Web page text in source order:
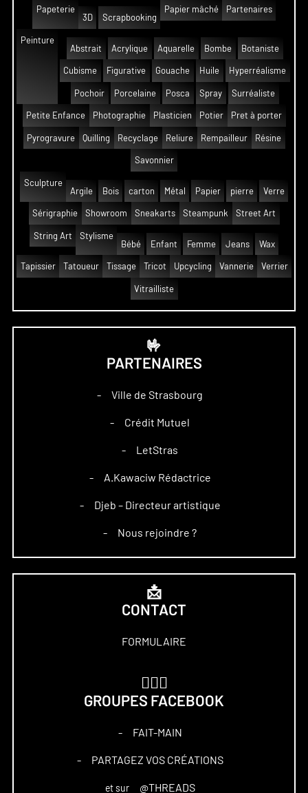
Papeterie
3D
Scrapbooking
Papier mâché Partenaires
Peinture
Abstrait
Acrylique Aquarelle Bombe Botaniste
Cubisme Figurative Gouache Huile Hyperréalisme
Pochoir Porcelaine Posca Spray Surréaliste
Petite Enfance Photographie Plasticien Potier Pret à porter
Pyrogravure Quilling Recyclage Reliure Rempailleur Résine
Savonnier
Sculpture
Argile
Bois carton Métal Papier pierre Verre
Sérigraphie Showroom Sneakarts Steampunk Street Art
String Art
Stylisme
Bébé
Enfant Femme Jeans Wax
Tapissier Tatoueur Tissage Tricot Upcycling Vannerie Verrier
Vitrailliste
🤟
PARTENAIRES
– Ville de Strasbourg
– Crédit Mutuel
– LetStras
– A.Kawaciw Rédactrice
– Djeb – Directeur artistique
– Nous rejoindre ?
📩
CONTACT
FORMULAIRE
GROUPES FACEBOOK
– FAIT-MAIN
– PARTAGEZ VOS CRÉATIONS
et sur @THREADS